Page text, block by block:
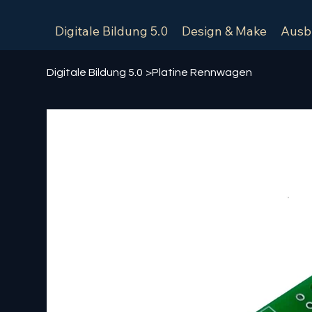
Digitale Bildung 5.0 Design & Make
Digitale Bildung 5.0 >Platine Rennwagen